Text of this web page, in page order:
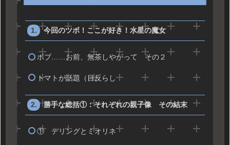
今回のツボ！ここが好き！水星の魔女
ボブ……お前、無茶しやがって その２
トマトが話題（目反らし
勝手な総括①：それぞれの親子像 その結末
① デリングとミオリネ